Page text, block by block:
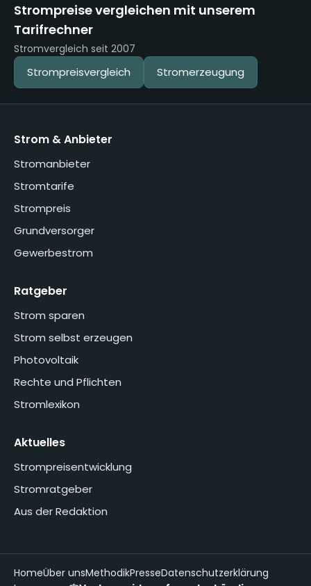
Strompreise vergleichen mit unserem
Tarifrechner
Stromvergleich seit 2007
Strompreisvergleich Stromerzeugung
Strom & Anbieter
Stromanbieter
Stromtarife
Strompreis
Grundversorger
Gewerbestrom
Ratgeber
Strom sparen
Strom selbst erzeugen
Photovoltaik
Rechte und Pflichten
Stromlexikon
Aktuelles
Strompreisentwicklung
Stromratgeber
Aus der Redaktion
HomeÜber unsMethodikPresseDatenschutzerklärung